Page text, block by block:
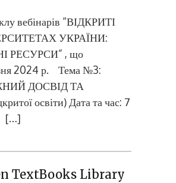
вебінарів “ВІДКРИТІ
УКРАЇНИ:
РЕСУРСИ” , що
2024 р. Тема №3:
ДОСВІД ТА
освіти) Дата та час: 7
[…]
TextBooks Library